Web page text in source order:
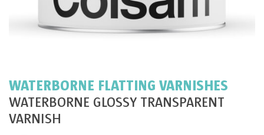
WATERBORNE FLATTING VARNISHES
WATERBORNE GLOSSY TRANSPARENT
VARNISH